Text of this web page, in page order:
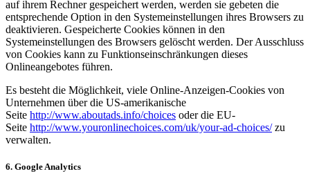
auf ihrem Rechner gespeichert werden, werden sie gebeten die
entsprechende Option in den Systemeinstellungen ihres Browsers zu
deaktivieren. Gespeicherte Cookies können in den
Systemeinstellungen des Browsers gelöscht werden. Der Ausschluss
von Cookies kann zu Funktionseinschränkungen dieses
Onlineangebotes führen.
Es besteht die Möglichkeit, viele Online-Anzeigen-Cookies von
Unternehmen über die US-amerikanische
Seite http://www.aboutads.info/choices oder die EU-
Seite http://www.youronlinechoices.com/uk/your-ad-choices/zu
verwalten.
6. Google Analytics